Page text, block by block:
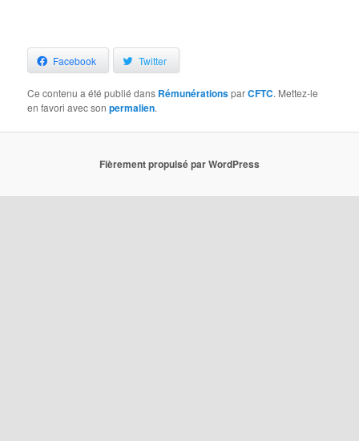
Facebook Twitter
Ce contenu a été publié dans RémunérationsparCFTC. Mettez-le
en favori avec sonpermalien.
Fièrement propulsé par WordPress